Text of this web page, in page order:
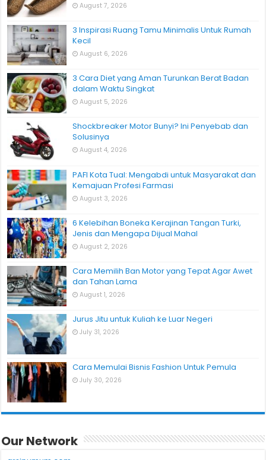
August 7, 2026
3 Inspirasi Ruang Tamu Minimalis Untuk Rumah
Kecil
August 6, 2026
3 Cara Diet yang Aman Turunkan Berat Badan
dalam Waktu Singkat
August 5, 2026
Shockbreaker Motor Bunyi? Ini Penyebab dan
Solusinya
August 4, 2026
PAFI Kota Tual: Mengabdi untuk Masyarakat dan
Kemajuan Profesi Farmasi
August 3, 2026
6 Kelebihan Boneka Kerajinan Tangan Turki,
Jenis dan Mengapa Dijual Mahal
August 2, 2026
Cara Memilih Ban Motor yang Tepat Agar Awet
dan Tahan Lama
August 1, 2026
Jurus Jitu untuk Kuliah ke Luar Negeri
July 31, 2026
Cara Memulai Bisnis Fashion Untuk Pemula
July 30, 2026
Our Network